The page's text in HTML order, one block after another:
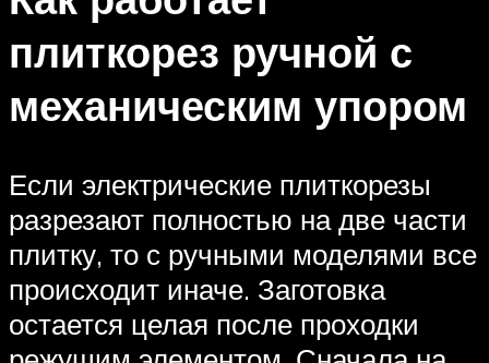
плиткорез ручной с
механическим упором
Если электрические плиткорезы
разрезают полностью на две части
плитку, то с ручными моделями все
происходит иначе. Заготовка
остается целая после проходки